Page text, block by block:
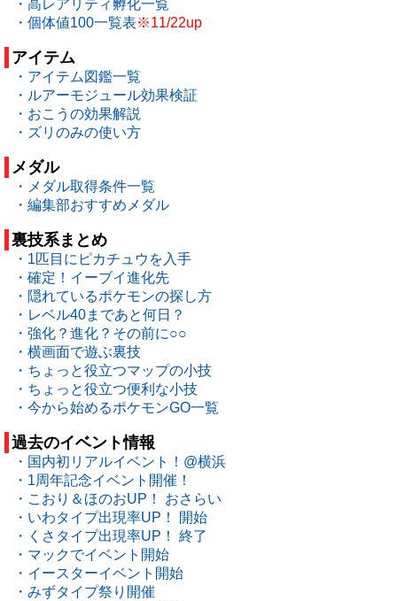
・高レアリティ孵化一覧
・個体値100一覧表※11/22up
アイテム
・アイテム図鑑一覧
・ルアーモジュール効果検証
・おこうの効果解説
・ズリのみの使い方
メダル
・メダル取得条件一覧
・編集部おすすめメダル
裏技系まとめ
・1匹目にピカチュウを入手
・確定！イーブイ進化先
・隠れているポケモンの探し方
・レベル40まであと何日？
・強化？進化？その前に○○
・横画面で遊ぶ裏技
・ちょっと役立つマップの小技
・ちょっと役立つ便利な小技
・今から始めるポケモンGO一覧
過去のイベント情報
・国内初リアルイベント！@横浜
・1周年記念イベント開催！
・こおり＆ほのおUP！ おさらい
・いわタイプ出現率UP！ 開始
・くさタイプ出現率UP！ 終了
・マックでイベント開始
・イースターイベント開始
・みずタイプ祭り開催